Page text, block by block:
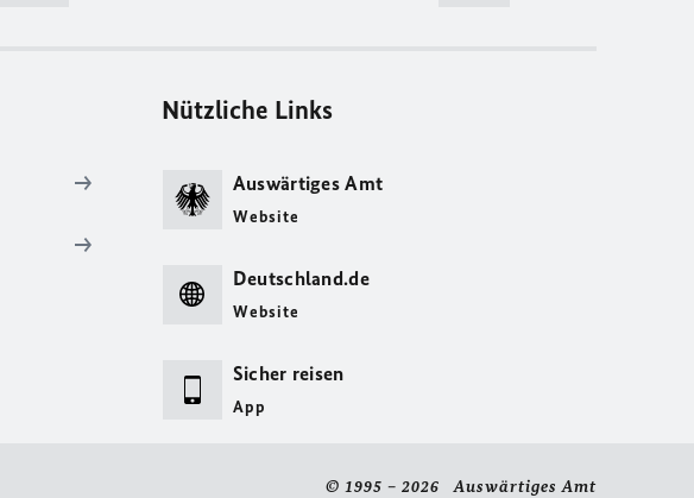
Nützliche Links
Auswärtiges Amt
Website
Deutschland.de
Website
Sicher reisen
App
© 1995 – 2026 Auswärtiges Amt